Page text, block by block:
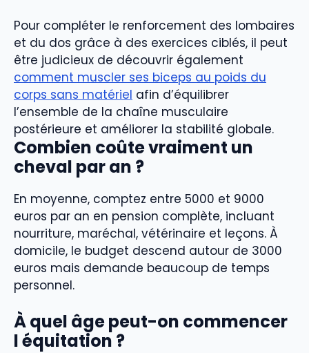
Pour compléter le renforcement des lombaires
et du dos grâce à des exercices ciblés, il peut
être judicieux de découvrir également
comment muscler ses biceps au poids du
corps sans matériel afin d’équilibrer
l’ensemble de la chaîne musculaire
postérieure et améliorer la stabilité globale.
Combien coûte vraiment un
cheval par an ?
En moyenne, comptez entre 5000 et 9000
euros par an en pension complète, incluant
nourriture, maréchal, vétérinaire et leçons. À
domicile, le budget descend autour de 3000
euros mais demande beaucoup de temps
personnel.
À quel âge peut-on commencer
l équitation ?